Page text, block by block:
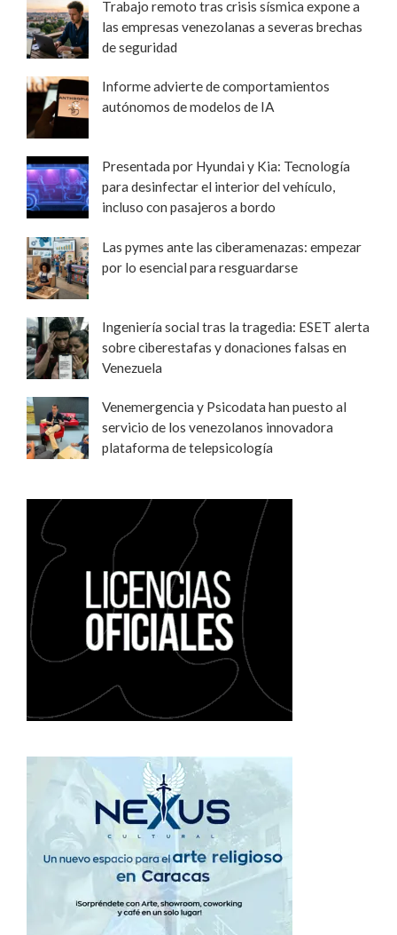
Trabajo remoto tras crisis sísmica expone a
las empresas venezolanas a severas brechas
de seguridad
Informe advierte de comportamientos
autónomos de modelos de IA
Presentada por Hyundai y Kia: Tecnología
para desinfectar el interior del vehículo,
incluso con pasajeros a bordo
Las pymes ante las ciberamenazas: empezar
por lo esencial para resguardarse
Ingeniería social tras la tragedia: ESET alerta
sobre ciberestafas y donaciones falsas en
Venezuela
Venemergencia y Psicodata han puesto al
servicio de los venezolanos innovadora
plataforma de telepsicología